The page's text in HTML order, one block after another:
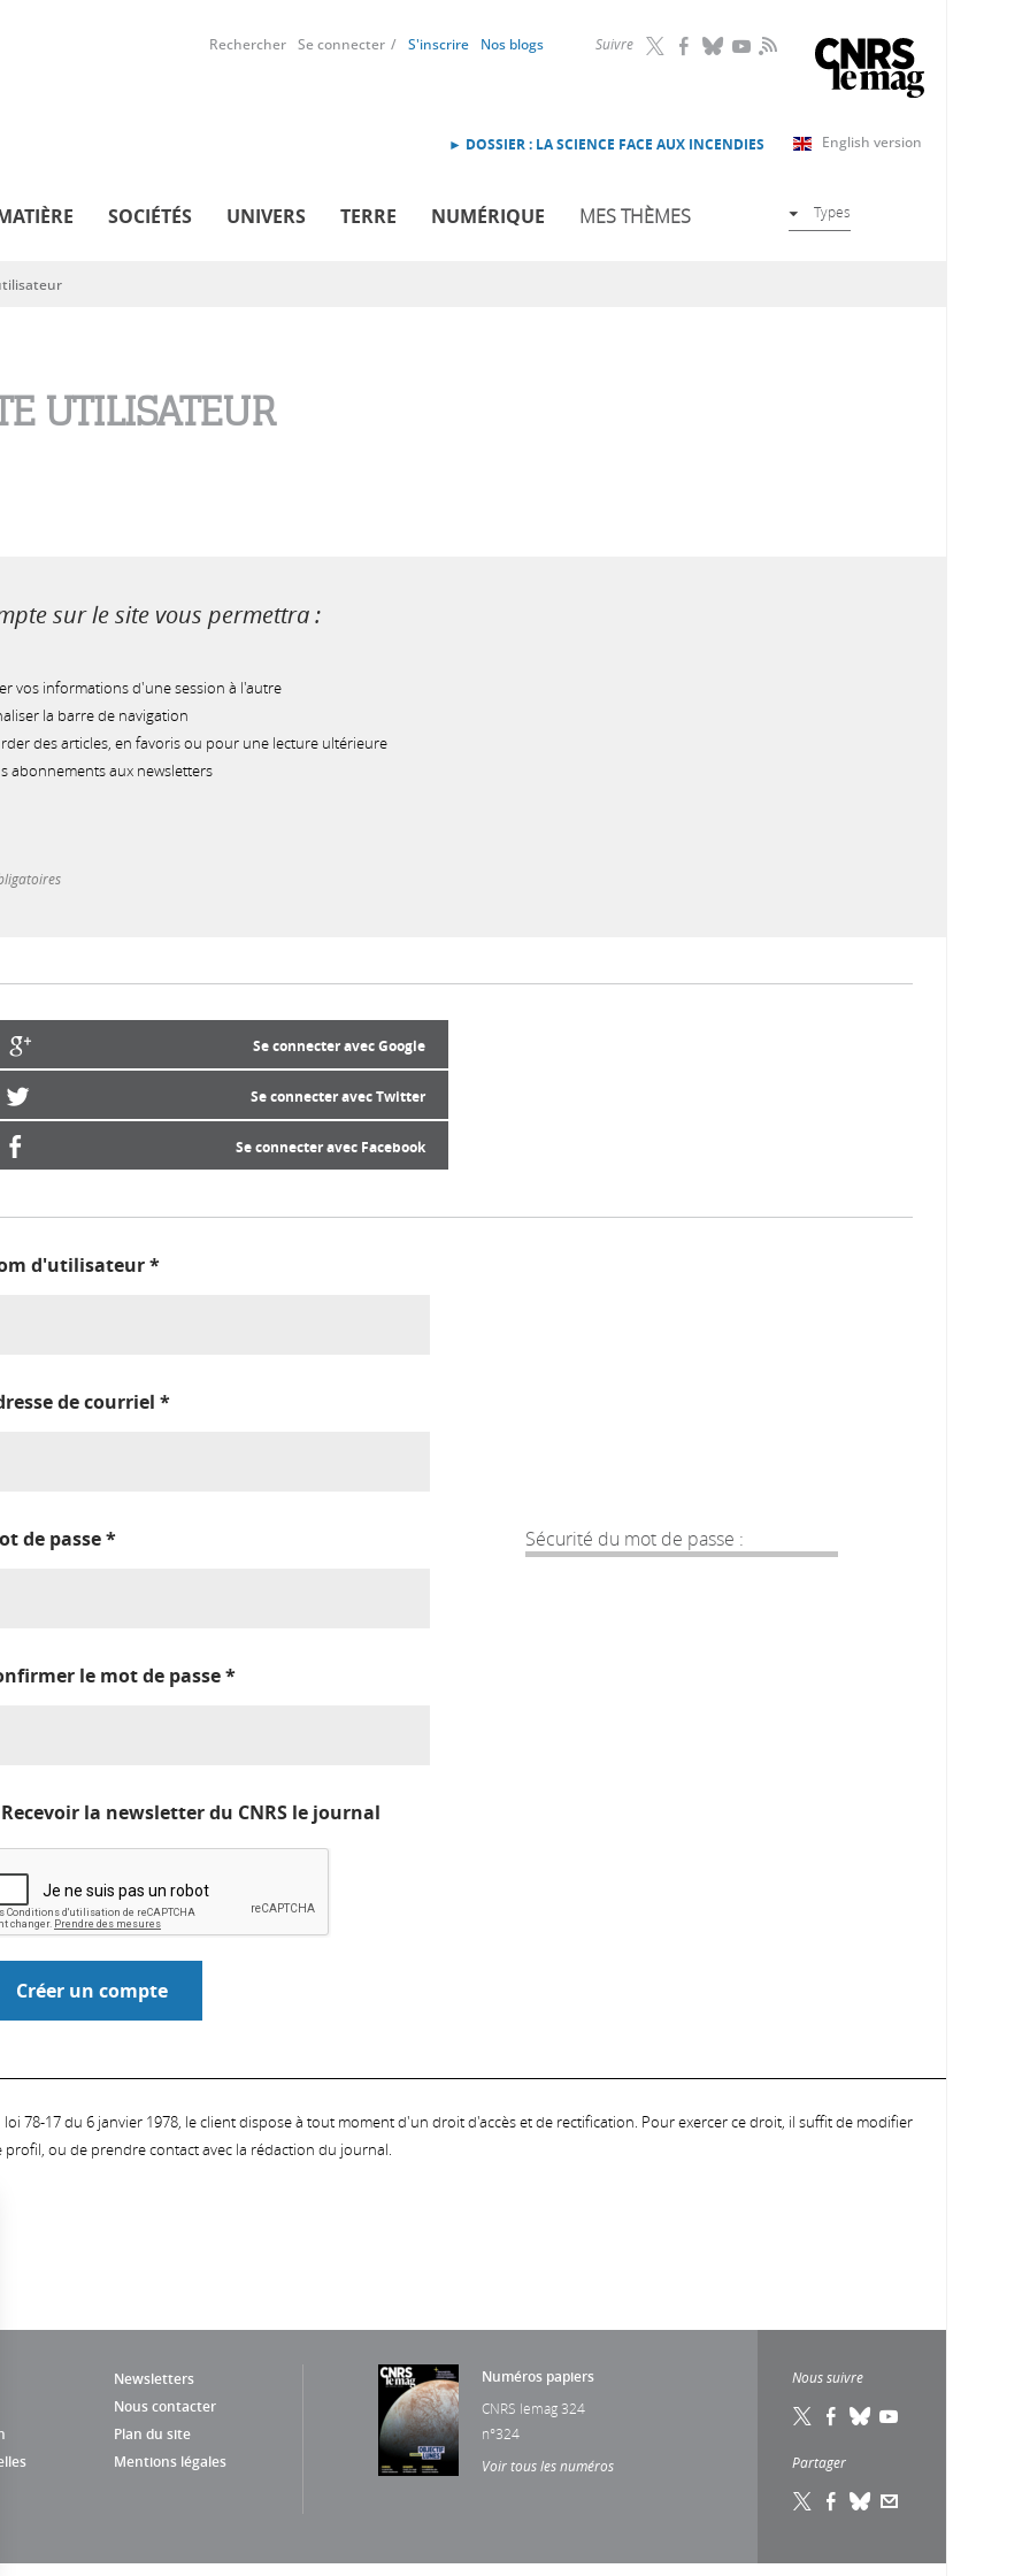
Suivre RSS
Rechercher Se connecter S'inscrire Nos blogs
English version
► DOSSIER : LA SCIENCE FACE AUX INCENDIES
SOCIÉTÉS UNIVERS TERRE NUMÉRIQUE MES THÈMES Types
UTILISATEUR
sur le site vous permettra :
vos informations d'une session à l'autre
la barre de navigation
des articles, en favoris ou pour une lecture ultérieure
abonnements aux newsletters
Se connecter avec Google
Se connecter avec Twitter
Se connecter avec Facebook
d'utilisateur*
de courriel *
Sécurité du mot de passe :
de passe*
le mot de passe*
Recevoir la newsletter du CNRS le journal
78-17 du 6 janvier 1978, le client dispose à tout moment d'un droit d'accès et de rectification. Pour exercer ce droit, il suffit de modifier
ou de prendre contact avec la rédaction du journal.
Newsletters
Nous contacter
Plan du site
Mentions légales
Numéros papiers
CNRS lemag 324
n°324
Voir tous les numéros
Nous suivre
Partager